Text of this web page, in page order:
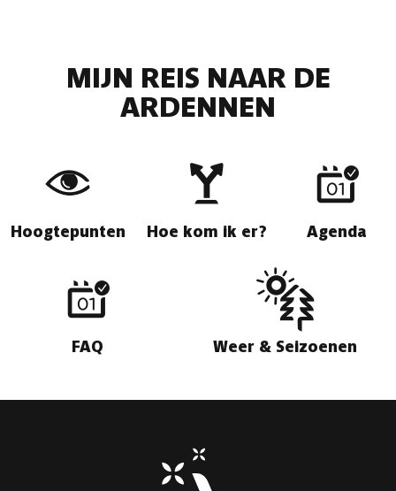
MIJN REIS NAAR DE
ARDENNEN
Hoogtepunten Hoe kom ik er? Agenda
FAQ Weer & Seizoenen